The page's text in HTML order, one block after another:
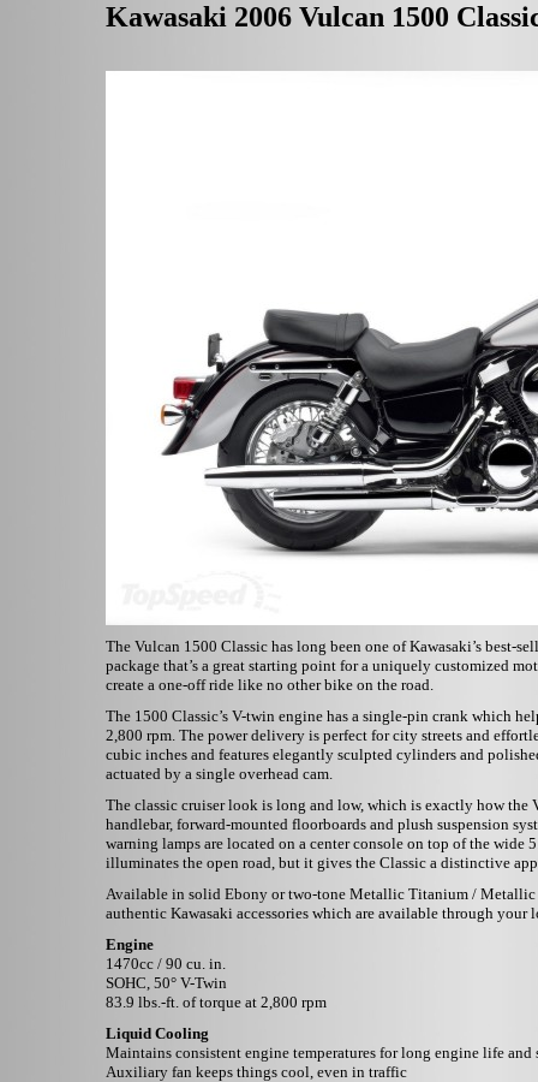
Kawasaki 2006 Vulcan 1500
The Vulcan 1500 Classic has long been one of Kawasaki’s best-
package that’s a great starting point for a uniquely customized
create a one-off ride like no other bike on the road.
The 1500 Classic’s V-twin engine has a single-pin crank which
2,800 rpm. The power delivery is perfect for city streets and
cubic inches and features elegantly sculpted cylinders and
actuated by a single overhead cam.
The classic cruiser look is long and low, which is exactly how the
handlebar, forward-mounted floorboards and plush suspension
warning lamps are located on a center console on top of the
illuminates the open road, but it gives the Classic a distinctive
Available in solid Ebony or two-tone Metallic Titanium / Metallic
authentic Kawasaki accessories which are available through your
Engine
1470cc / 90 cu. in.
SOHC, 50° V-Twin
83.9 lbs.-ft. of torque at 2,800 rpm
Liquid Cooling
Maintains consistent engine temperatures for long engine life and
Auxiliary fan keeps things cool, even in traffic